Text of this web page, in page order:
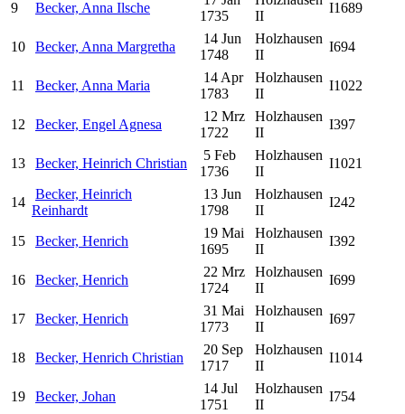
9 Becker, Anna Ilsche
1735
II
I1689
10 Becker, Anna Margretha
14 Jun
1748
Holzhausen
II
I694
11 Becker, Anna Maria
14 Apr
1783
Holzhausen
II
I1022
12 Becker, Engel Agnesa
12 Mrz
1722
Holzhausen
II
I397
13 Becker, Heinrich Christian
5 Feb
1736
Holzhausen
II
I1021
14
Becker, Heinrich
Reinhardt
13 Jun
1798
Holzhausen
II
I242
15 Becker, Henrich
19 Mai
1695
Holzhausen
II
I392
16 Becker, Henrich
22 Mrz
1724
Holzhausen
II
I699
17 Becker, Henrich
31 Mai
1773
Holzhausen
II
I697
18 Becker, Henrich Christian
20 Sep
1717
Holzhausen
II
I1014
19 Becker, Johan
14 Jul
1751
Holzhausen
II
I754